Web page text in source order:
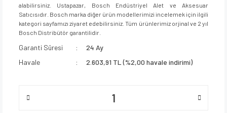
alabilirsiniz. Ustapazar, Bosch Endüstriyel Alet ve Aksesuar
Satıcısıdır. Bosch marka diğer ürün modellerimizi incelemek için ilgili
kategori sayfamızı ziyaret edebilirsiniz. Tüm ürünlerimiz orjinal ve 2 yıl
Bosch Distribütör garantilidir.
Garanti Süresi
24 Ay
Havale
2.603,91 TL (%2,00 havale indirimi)